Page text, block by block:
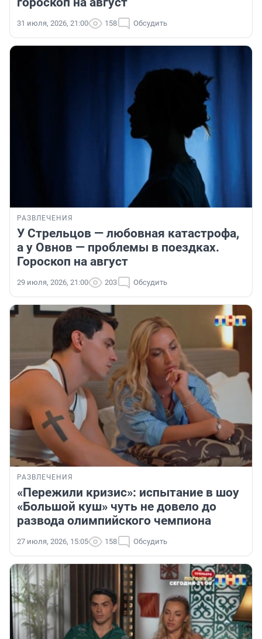
31 июля, 2026, 21:00 158 Обсудить
РАЗВЛЕЧЕНИЯ
У Стрельцов — любовная катастрофа,
а у Овнов — проблемы в поездках.
Гороскоп на август
29 июля, 2026, 21:00 203 Обсудить
РАЗВЛЕЧЕНИЯ
«Пережили кризис»: испытание в шоу
«Большой куш» чуть не довело до
развода олимпийского чемпиона
27 июля, 2026, 15:05 158 Обсудить